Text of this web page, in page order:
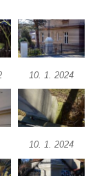
10. 1. 2024
10. 1. 2024